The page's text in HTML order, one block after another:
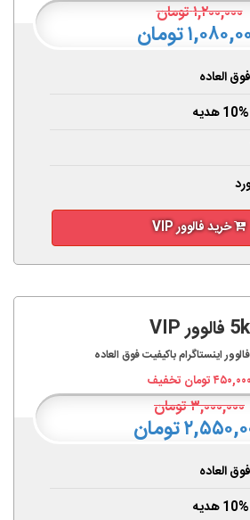
۱,۲۰۰,۰۰۰تومان
تومان
العاده
خرید فالوور VIP
5k فالوور VIP
فالوور اینستاگرام باکیفیت فوق العاده
۴۵۰,۰۰۰تومان تخفیف
۳,۰۰۰,۰۰۰تومان
تومان
العاده